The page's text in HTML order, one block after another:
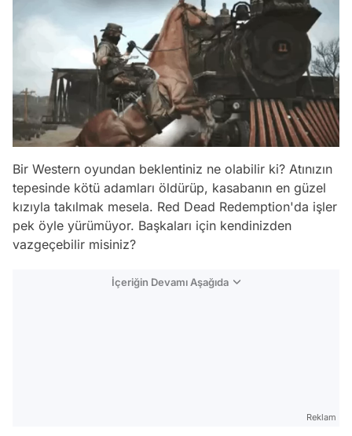
Bir Western oyundan beklentiniz ne olabilir ki? Atınızın
tepesinde kötü adamları öldürüp, kasabanın en güzel
kızıyla takılmak mesela. Red Dead Redemption'da işler
pek öyle yürümüyor. Başkaları için kendinizden
vazgeçebilir misiniz?
İçeriğin Devamı Aşağıda
Reklam